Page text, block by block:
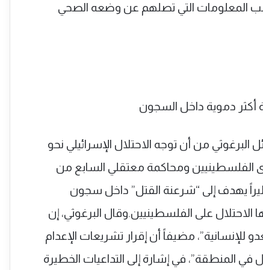
المعلومات التي تصلهم عن وضعه الصحي
من أن توجه الاحتلال الإسرائيلي نحو
الفلسطينيين ومحاكمة معتقلي السابع من
يمثل تصعيداً خطيراً يهدف إلى “شرعنة القتل” داخل سجون
الاحتلال على الفلسطينيين.وقال البرغوثي، إن
للإنسانية”، مضيفاً أن إقرار تشريعات الإعدام
في المنطقة”، في إشارة إلى التداعيات الخطيرة